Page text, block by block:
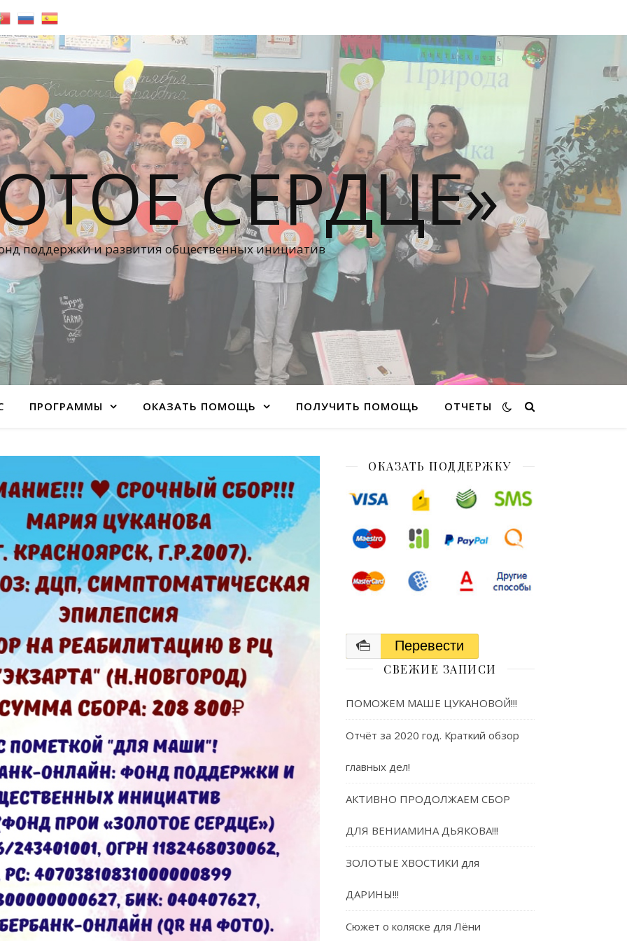
СЕРДЦЕ»
поддержки и развития общественных инициатив
ПРОГРАММЫ ОКАЗАТЬ ПОМОЩЬ ПОЛУЧИТЬ ПОМОЩЬ ОТЧЕТЫ
ОКАЗАТЬ ПОДДЕРЖКУ
Перевести
СВЕЖИЕ ЗАПИСИ
ПОМОЖЕМ МАШЕ ЦУКАНОВОЙ!!!
Отчёт за 2020 год. Краткий обзор
главных дел!
АКТИВНО ПРОДОЛЖАЕМ СБОР
ДЛЯ ВЕНИАМИНА ДЬЯКОВА!!!
ЗОЛОТЫЕ ХВОСТИКИ для
ДАРИНЫ!!!
Сюжет о коляске для Лёни